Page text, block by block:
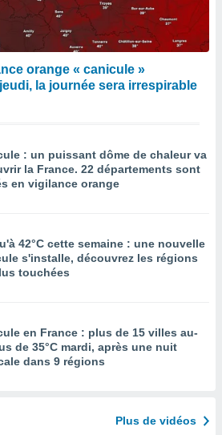
orange « canicule »
la journée sera irrespirable
: un puissant dôme de chaleur va
la France. 22 départements sont
en vigilance orange
42°C cette semaine : une nouvelle
s'installe, découvrez les régions
touchées
en France : plus de 15 villes au-
de 35°C mardi, après une nuit
dans 9 régions
Plus de vidéos